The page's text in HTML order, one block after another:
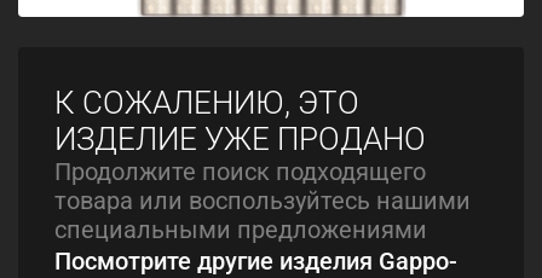
К СОЖАЛЕНИЮ, ЭТО
ИЗДЕЛИЕ УЖЕ ПРОДАНО
Продолжите поиск подходящего
товара или воспользуйтесь нашими
специальными предложениями
Посмотрите другие изделия Gappo-